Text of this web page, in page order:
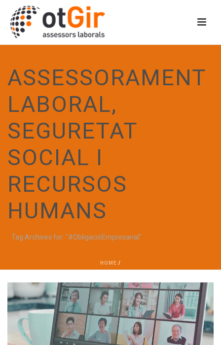
ASSESSORAMENT
LABORAL,
SEGURETAT
SOCIAL I
RECURSOS
HUMANS
Tag Archives for: "#ObligacióEmpresarial"
HOME /